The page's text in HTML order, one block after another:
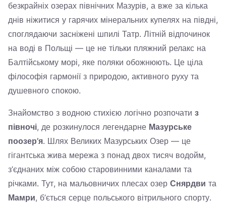
безкрайніх озерах північних Мазурів, а вже за кілька
днів ніжитися у гарячих мінеральних купелях на півдні,
споглядаючи засніжені шпилі Татр. Літній відпочинок
на воді в Польщі — це не тільки пляжний релакс на
Балтійському морі, яке поляки обожнюють. Це ціла
філософія гармонії з природою, активного руху та
душевного спокою.
Знайомство з водною стихією логічно розпочати з
півночі, де розкинулося легендарне Мазурське
поозер’я. Шлях Великих Мазурських Озер — це
гігантська жива мережа з понад двох тисяч водойм,
з’єднаних між собою старовинними каналами та
річками. Тут, на мальовничих плесах озер Снярдви та
Мамри, б’ється серце польського вітрильного спорту.